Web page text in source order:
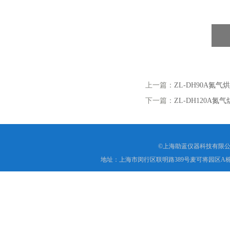
上一篇： ZL-DH90A氮气
下一篇： ZL-DH120A氮气
©上海助蓝仪器科技有限
地址：上海市闵行区联明路389号麦可将园区A